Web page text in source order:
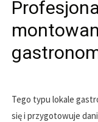
Tego typu lokale
się i przygotowuje